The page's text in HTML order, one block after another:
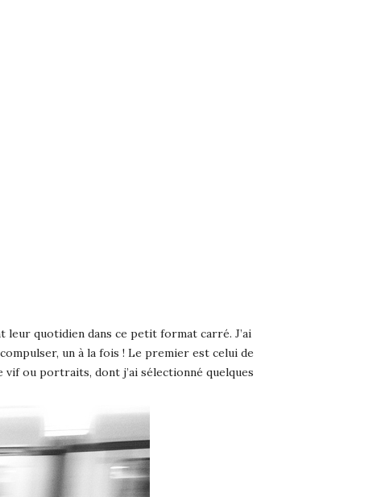
leur quotidien dans ce petit format carré. J’ai
un à la fois ! Le premier est celui de
ou portraits, dont j’ai sélectionné quelques